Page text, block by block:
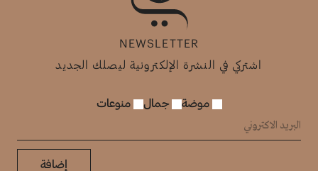
NEWSLETTER
اشتركي في النشرة الإلكترونية ليصلك الجديد
موضة جمال منوعات
إضافة